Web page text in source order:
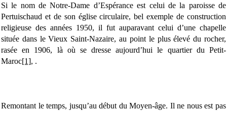
Si le nom de Notre-Dame d’Espérance est celui de la paroisse de
Pertuischaud et de son église circulaire, bel exemple de construction
religieuse des années 1950, il fut auparavant celui d’une chapelle
située dans le Vieux Saint-Nazaire, au point le plus élevé du rocher,
rasée en 1906, là où se dresse aujourd’hui le quartier du Petit-
Maroc[1], .
Remontant le temps, jusqu’au début du Moyen-âge. Il ne nous est pas